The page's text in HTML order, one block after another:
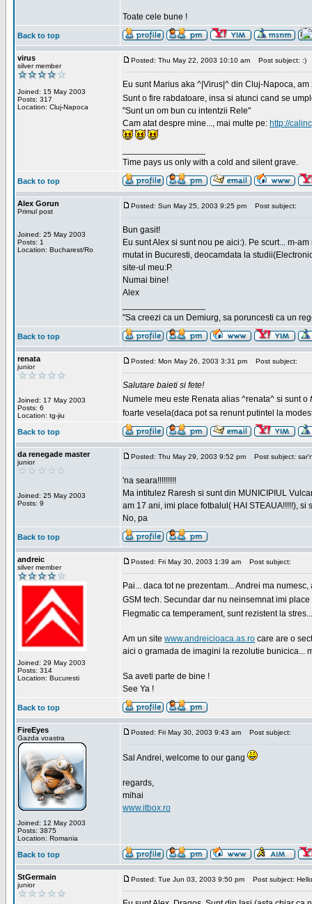
Toate cele bune !
Back to top
virus
silver member
Joined: 15 May 2003
Posts: 317
Location: Cluj-Napoca
Posted: Thu May 22, 2003 10:10 am Post subject: :)
Eu sunt Marius aka ^|Virus|^ din Cluj-Napoca,
Sunt o fire rabdatoare, insa si atunci cand se
"Sunt un om bun cu intentzii Rele"
Cam atat despre mine..., mai multe pe: http://
Time pays us only with a cold and silent grave.
Back to top
Alex Gorun
Primul post
Joined: 25 May 2003
Posts: 1
Location: Bucharest/Ro
Posted: Sun May 25, 2003 9:25 pm Post subject:
Bun gasit!
Eu sunt Alex si sunt nou pe aici:). Pe scurt... m-
mutat in Bucuresti, deocamdata la
site-ul meu:P.
Numai bine!
Alex
"Sa creezi ca un Demiurg, sa poruncesti ca un
Back to top
renata
junior
Joined: 17 May 2003
Posts: 6
Location: tg-jiu
Posted: Mon May 26, 2003 3:31 pm Post subject:
Salutare baieti si fete!
Numele meu este Renata alias ^renata^ si sunt o
foarte vesela(daca pot sa renunt putintel la
Back to top
da renegade master
junior
Joined: 25 May 2003
Posts: 9
Posted: Thu May 29, 2003 9:52 pm Post subject:
'na seara!!!!!!!!!
Ma intitulez Raresh si sunt din MUNICIPIUL
am 17 ani, imi place fotbalul( HAI STEAUA!!!!!), si
No, pa
Back to top
andreic
silver member
Joined: 29 May 2003
Posts: 314
Location: Bucuresti
Posted: Fri May 30, 2003 1:39 am Post subject:
Pai... daca tot ne prezentam... Andrei ma
GSM tech. Secundar dar nu neinsemnat imi
Flegmatic ca temperament, sunt rezistent la
Am un site www.andreicioaca.as.ro care are o
aici o gramada de imagini la rezolutie bunicica...
Sa aveti parte de bine !
See Ya !
Back to top
FireEyes
Gazda voastra
Joined: 12 May 2003
Posts: 3875
Location: Romania
Posted: Fri May 30, 2003 9:43 am Post subject:
Sal Andrei, welcome to our gang
regards,
mihai
www.itbox.ro
Back to top
StGermain
junior
Posted: Tue Jun 03, 2003 9:50 pm Post subject: